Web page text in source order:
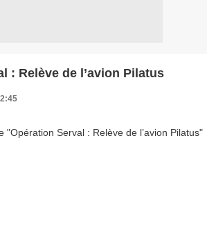
: Relève de l’avion Pilatus